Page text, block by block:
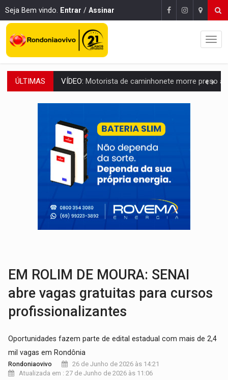
Seja Bem vindo. Entrar / Assinar
ÚLTIMAS LAZER:Seis lugares gratuitos para aproveitar o fim de semana
VÍDEO:FTICCO e Força Tática prendem membro do CV com arma e drogas
INCLUSÃO:Prefeitura fortalece parceria com a APAE para ampliar ações
DEFESA: Exército testa inovações no combate a drones durante
TEMAS SOCIOAMBIENTAIS:
PREVISÃO:Interior de Rondônia terá sábado (8) de calor intenso
INFRAESTRUTURA:Após quase 30 anos de espera, asfalto chega ao
EM ROLIM DE MOURA: SENAI
abre vagas gratuitas para cursos
profissionalizantes
Oportunidades fazem parte de edital estadual com mais de 2,4
mil vagas em Rondônia
Rondoniaovivo
26 de Junho de 2026 às 14:21
Atualizada em : 27 de Junho de 2026 às 11:06